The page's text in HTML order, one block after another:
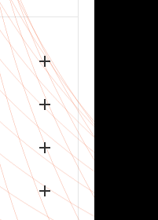
Show
sub
menu
Show
sub
menu
Show
sub
menu
Show
sub